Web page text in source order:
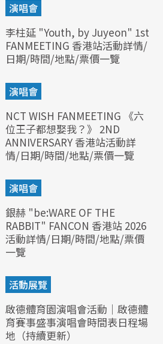
演唱會
李柱延 "Youth, by Juyeon" 1st
FANMEETING 香港站活動詳情/
日期/時間/地點/票價一覽
演唱會
NCT WISH FANMEETING 《六
位王子都想娶我？》 2ND
ANNIVERSARY 香港站活動詳
情/日期/時間/地點/票價一覽
演唱會
銀赫 "be:WARE OF THE
RABBIT" FANCON 香港站 2026
活動詳情/日期/時間/地點/票價
一覽
活動展覽
啟德體育園演唱會活動｜啟德體
育賽事盛事演唱會時間表日程場
地（持續更新）